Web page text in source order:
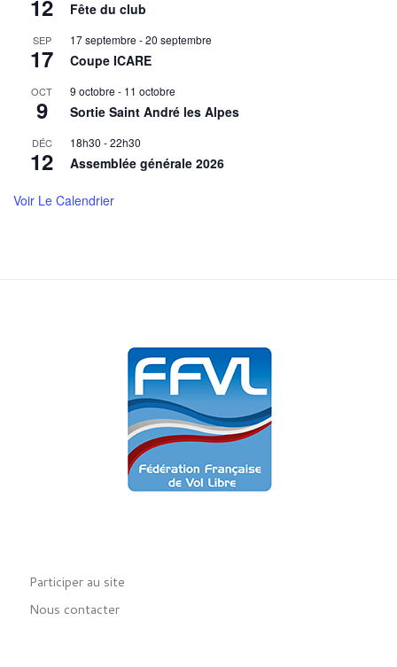
12 Fête du club
SEP
17
17 septembre -20 septembre
Coupe ICARE
OCT
9
9 octobre - 11 octobre
Sortie Saint André les Alpes
DÉC
12
18h30 -22h30
Assemblée générale 2026
Voir Le Calendrier
Participer au site
Nous contacter